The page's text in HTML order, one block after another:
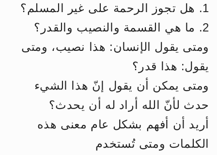
اقرأ هذا الكتاب وتعرّف على حقيقة
الحجّ.. دلالات، حِكم، وأهداف >> المزيد
اقرأ هذا المقال في أهمية عيد
1. هل تجوز الرحمة على غير المسلم؟
2. ما هي القسمة والنصيب والقدر؟
ومتى يقول الإنسان: هذا نصيب، ومتى
يقول: هذا قدر؟
ومتى يمكن أن يقول إنّ هذا الشيء
حدث لأنّ الله أراد له أن يحدث؟
أريد أن أفهم بشكل عام معنى هذه
الكلمات ومتى تُستخدم